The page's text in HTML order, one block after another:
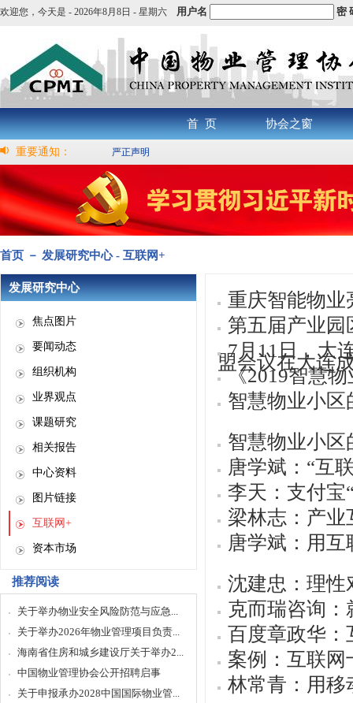
欢迎您， 今天是 - 2026年8月8日 - 星期六 用户名 密
首 页 协会之窗
重要通知： 严正声明
首页 － 发展研究中心 - 互联网+
发展研究中心
焦点图片
要闻动态
组织机构
业界观点
课题研究
相关报告
中心资料
图片链接
互联网+
资本市场
推荐阅读
关于举办物业安全风险防范与应急...
关于举办2026年物业管理项目负责...
海南省住房和城乡建设厅关于举办2...
中国物业管理协会公开招聘启事
关于申报承办2028中国国际物业管...
重庆智能物业
第五届产业园
盟会议在大连
7月11日，大
《2019智慧
智慧物业小区
智慧物业小区
唐学斌：“互
李天：支付宝
梁林志：产业
唐学斌：用
沈建忠：理性
克而瑞咨询：
百度章政华：
案例：互联网
林常青：用移